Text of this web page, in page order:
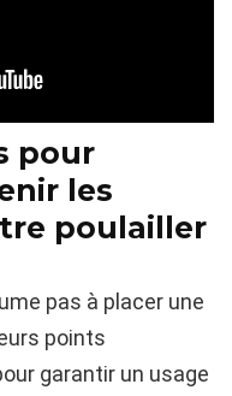
pour
les
poulailler
pas à placer une
points
garantir un usage